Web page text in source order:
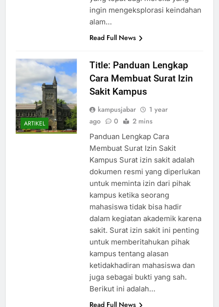
yang tepat bagi mereka yang
ingin mengeksplorasi keindahan
ARTIKEL
Title: Panduan Lengkap
Cara Membuat Surat Izin
Sakit Kampus
kampusjabar
1 year
Panduan Lengkap Cara
Membuat Surat Izin Sakit
Kampus Surat izin sakit adalah
dokumen resmi yang diperlukan
untuk meminta izin dari pihak
kampus ketika seorang
mahasiswa tidak bisa hadir
dalam kegiatan akademik karena
sakit. Surat izin sakit ini penting
untuk memberitahukan pihak
kampus tentang alasan
ketidakhadiran mahasiswa dan
juga sebagai bukti yang sah.